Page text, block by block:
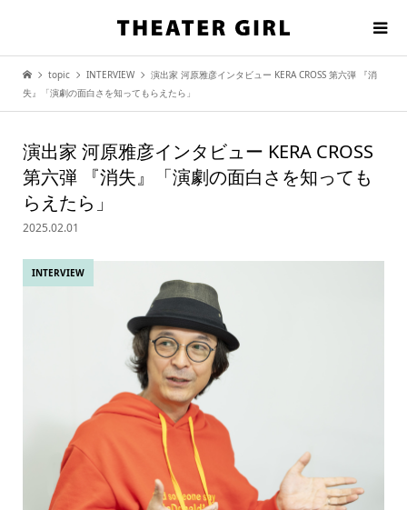
topic INTERVIEW
演出家 河原雅彦インタビュー KERA CROSS 第六弾 『消
失』「演劇の面白さを知ってもらえたら」
演出家 河原雅彦インタビュー KERA CROSS
第六弾 『消失』「演劇の面白さを知っても
らえたら」
2025.02.01
INTERVIEW